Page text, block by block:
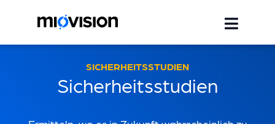
SICHERHEITSSTUDIEN
Sicherheitsstudien